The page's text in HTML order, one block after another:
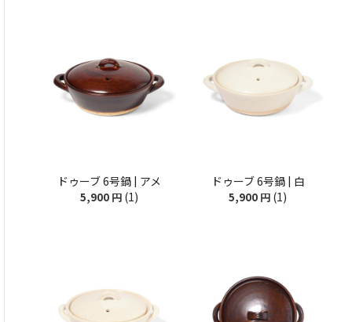
ドゥーブ 6号鍋 | アメ
5,900 円 (1)
ドゥーブ 6号鍋 | 白
5,900 円 (1)